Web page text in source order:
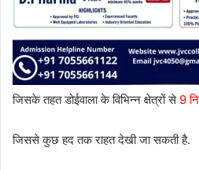
जिसके तहत डोईवाला के विभिन्न क्षेत्रों से 9
जिससे कुछ हद तक राहत देखी जा सकती है.